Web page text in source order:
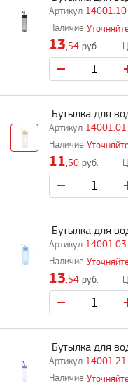
14001.10
13,54 руб.
14001.01
Бутылка для
11,50 руб.
14001.03
Бутылка для
13,54 руб.
14001.21
Бутылка для